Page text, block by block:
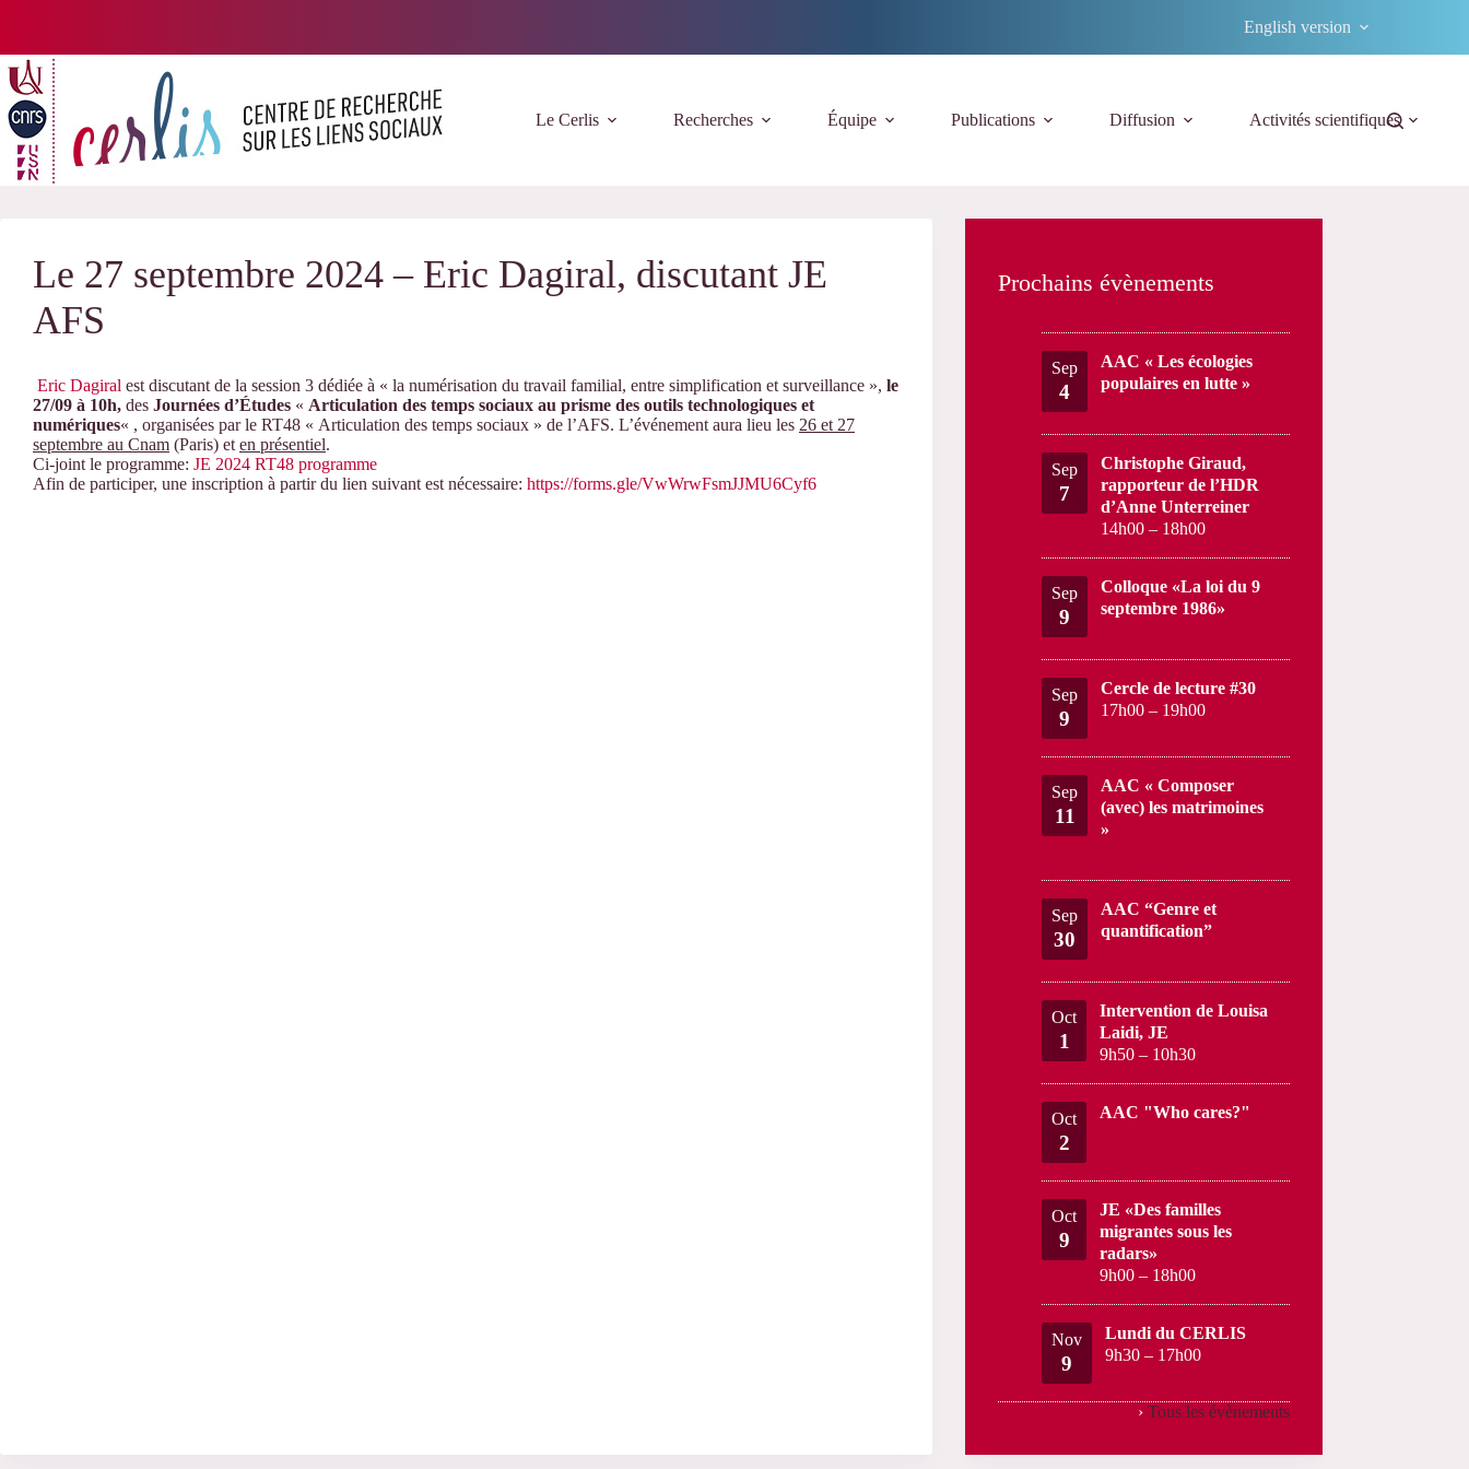
English version
Le Cerlis Recherches Équipe Publications Diffusion Activités scientifiques
Le 27 septembre 2024 – Eric Dagiral, discutant JE
AFS
Eric Dagiral est discutant de la session 3 dédiée à « la numérisation du travail familial, entre simplification et surveillance », le
27/09 à 10h, des Journées d’Études « Articulation des temps sociaux au prisme des outils technologiques et
numériques« , organisées par le RT48 « Articulation des temps sociaux » de l’AFS. L’événement aura lieu les 26 et 27
septembre au Cnam (Paris) et en présentiel.
Ci-joint le programme: JE 2024 RT48 programme
Afin de participer, une inscription à partir du lien suivant est nécessaire: https://forms.gle/VwWrwFsmJJMU6Cyf6
Prochains évènements
Sep
4
AAC « Les écologies
populaires en lutte »
Sep
7
Christophe Giraud,
rapporteur de l’HDR
d’Anne Unterreiner
14h00 – 18h00
Sep
9
Colloque «La loi du 9
septembre 1986»
Sep
9
Cercle de lecture #30
17h00 – 19h00
Sep
11
AAC « Composer
(avec) les matrimoines
»
Sep
30
AAC “Genre et
quantification”
Oct
1
Intervention de Louisa
Laidi, JE
9h50 – 10h30
Oct
2
AAC "Who cares?"
Oct
9
JE «Des familles
migrantes sous les
radars»
9h00 – 18h00
Nov
9
Lundi du CERLIS
9h30 – 17h00
› Tous les évènements